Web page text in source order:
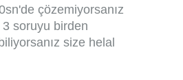
çözemiyorsanız
3 soruyu birden
size helal